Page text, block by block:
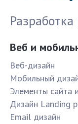
Веб и
Веб-дизайн
Мобильный
Элементы сайта
Дизайн Landing
Email дизайн